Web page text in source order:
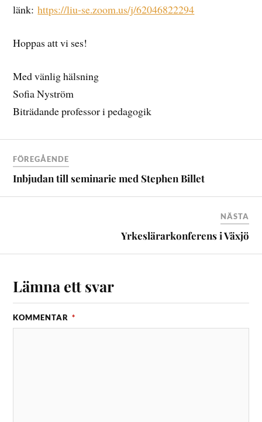
länk:https://liu-se.zoom.us/j/62046822294
Hoppas att vi ses!
Med vänlig hälsning
Sofia Nyström
Biträdande professor i pedagogik
FÖREGÅENDE
Inbjudan till seminarie med Stephen Billet
NÄSTA
Yrkeslärarkonferens i Växjö
Lämna ett svar
KOMMENTAR *